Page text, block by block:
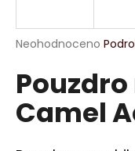
Průměrné
produktu
je
0,0
z
hvězdiček.
Neohodnoceno
Camel
j
t
?